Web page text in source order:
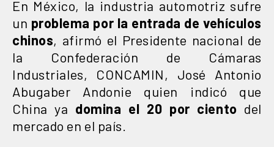
En México, la industria automotriz sufre
un problema por la entrada de vehículos
chinos, afirmó el Presidente nacional de
la Confederación de Cámaras
Industriales, CONCAMIN, José Antonio
Abugaber Andonie quien indicó que
China ya domina el 20 por ciento del
mercado en el país.